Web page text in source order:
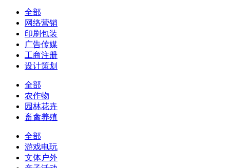
全部
网络营销
印刷包装
广告传媒
工商注册
设计策划
全部
农作物
园林花卉
畜禽养殖
全部
游戏电玩
文体户外